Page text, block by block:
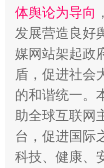
体舆论为导向
发展营造良好
媒网站架起政
盾，促进社会
的和谐统一。
助全球互联网
台，促进国际
科技、健康、